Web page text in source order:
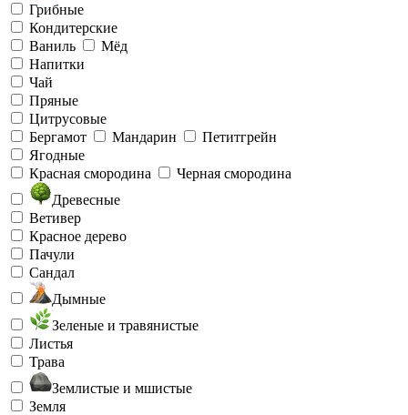
Грибные
Кондитерские
Ваниль
Мёд
Напитки
Чай
Пряные
Цитрусовые
Бергамот
Мандарин
Петитгрейн
Ягодные
Красная смородина
Черная смородина
Древесные
Ветивер
Красное дерево
Пачули
Сандал
Дымные
Зеленые и травянистые
Листья
Трава
Землистые и мшистые
Земля